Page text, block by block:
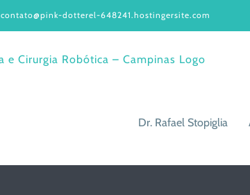
contato@pink-dotterel-648241.hostingersite.com
Dr. Rafael Stopiglia